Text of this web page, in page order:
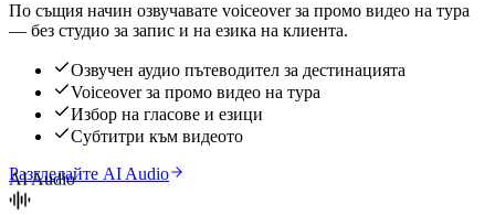
По същия начин озвучавате voiceover за промо видео на тура
— без студио за запис и на езика на клиента.
Озвучен аудио пътеводител за дестинацията
Voiceover за промо видео на тура
Избор на гласове и езици
Субтитри към видеото
Разгледайте AI Audio
AI Audio